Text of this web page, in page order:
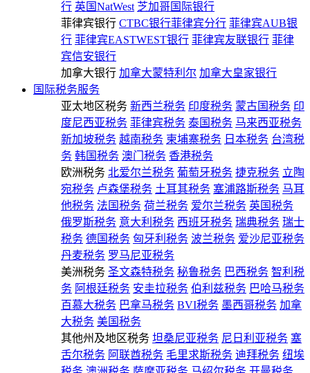
行 英国NatWest 芝加哥国际银行
菲律宾银行 CTBC银行菲律宾分行 菲律宾AUB银
行 菲律宾EASTWEST银行 菲律宾友联银行 菲律
宾信安银行
加拿大银行 加拿大蒙特利尔 加拿大皇家银行
国际税务服务
亚太地区税务 新西兰税务 印度税务 蒙古国税务 印
度尼西亚税务 菲律宾税务 泰国税务 马来西亚税务
新加坡税务 越南税务 柬埔寨税务 日本税务 台湾税
务 韩国税务 澳门税务 香港税务
欧洲税务 北爱尔兰税务 葡萄牙税务 捷克税务 立陶
宛税务 卢森堡税务 土耳其税务 塞浦路斯税务 马耳
他税务 法国税务 荷兰税务 爱尔兰税务 英国税务
俄罗斯税务 意大利税务 西班牙税务 瑞典税务 瑞士
税务 德国税务 匈牙利税务 波兰税务 爱沙尼亚税务
丹麦税务 罗马尼亚税务
美洲税务 圣文森特税务 秘鲁税务 巴西税务 智利税
务 阿根廷税务 安圭拉税务 伯利兹税务 巴哈马税务
百慕大税务 巴拿马税务 BVI税务 墨西哥税务 加拿
大税务 美国税务
其他州及地区税务 坦桑尼亚税务 尼日利亚税务 塞
舌尔税务 阿联酋税务 毛里求斯税务 迪拜税务 纽埃